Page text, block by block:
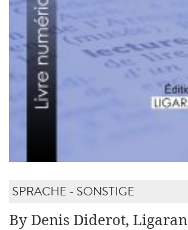
SPRACHE - SONSTIGE
By Denis Diderot, Ligaran